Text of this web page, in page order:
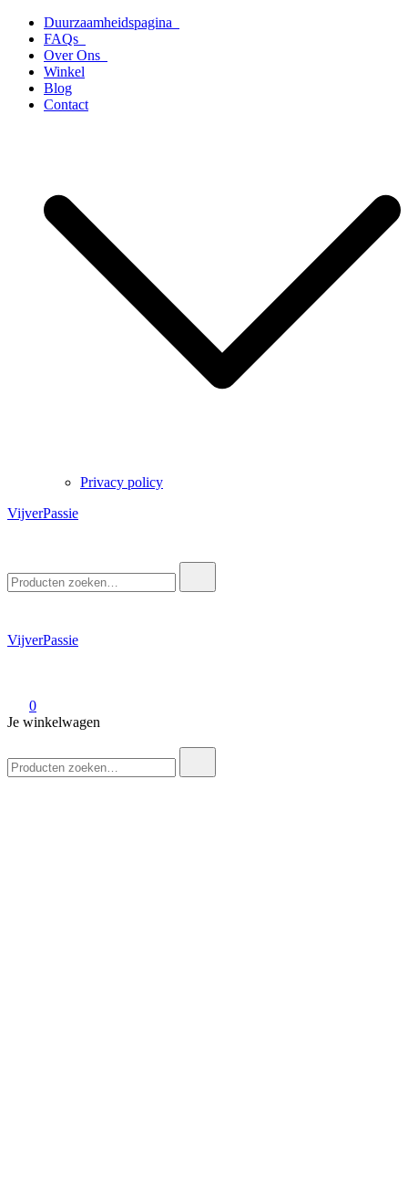
naar
inhoud
Duurzaamheidspagina
FAQs
Over Ons
Winkel
Blog
Contact
Privacy policy
VijverPassie
naar:
VijverPassie
0
Je winkelwagen
naar: